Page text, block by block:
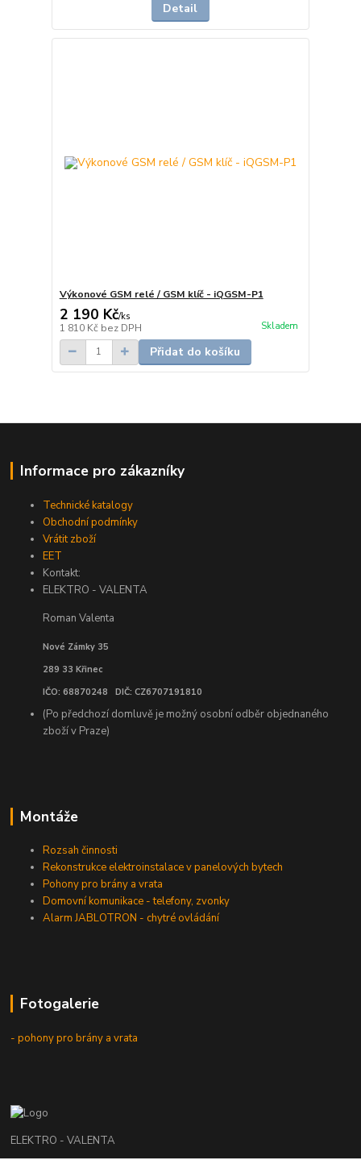
Detail
Výkonové GSM relé / GSM klíč - iQGSM-P1
2 190 Kč/ks
1 810 Kč bez DPH Skladem
Přidat do košíku
Informace pro zákazníky
Technické katalogy
Obchodní podmínky
Vrátit zboží
EET
Kontakt:
ELEKTRO - VALENTA
Roman Valenta
Nové Zámky 35
289 33 Křinec
IČO: 68870248 DIČ: CZ6707191810
(Po předchozí domluvě je možný osobní odběr objednaného
zboží v Praze)
Montáže
Rozsah činnosti
Rekonstrukce elektroinstalace v panelových bytech
Pohony pro brány a vrata
Domovní komunikace - telefony, zvonky
Alarm JABLOTRON - chytré ovládání
Fotogalerie
- pohony pro brány a vrata
ELEKTRO - VALENTA